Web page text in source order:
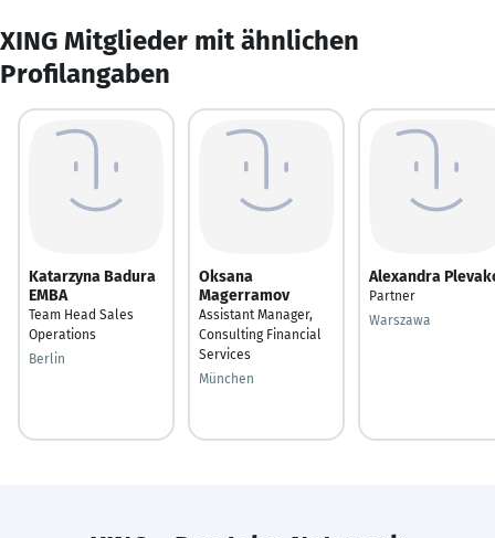
XING Mitglieder mit ähnlichen
Profilangaben
Katarzyna Badura
EMBA
Team Head Sales
Operations
Berlin
Oksana
Magerramov
Assistant Manager,
Consulting Financial
Services
München
Alexandra
Partner
Warszawa